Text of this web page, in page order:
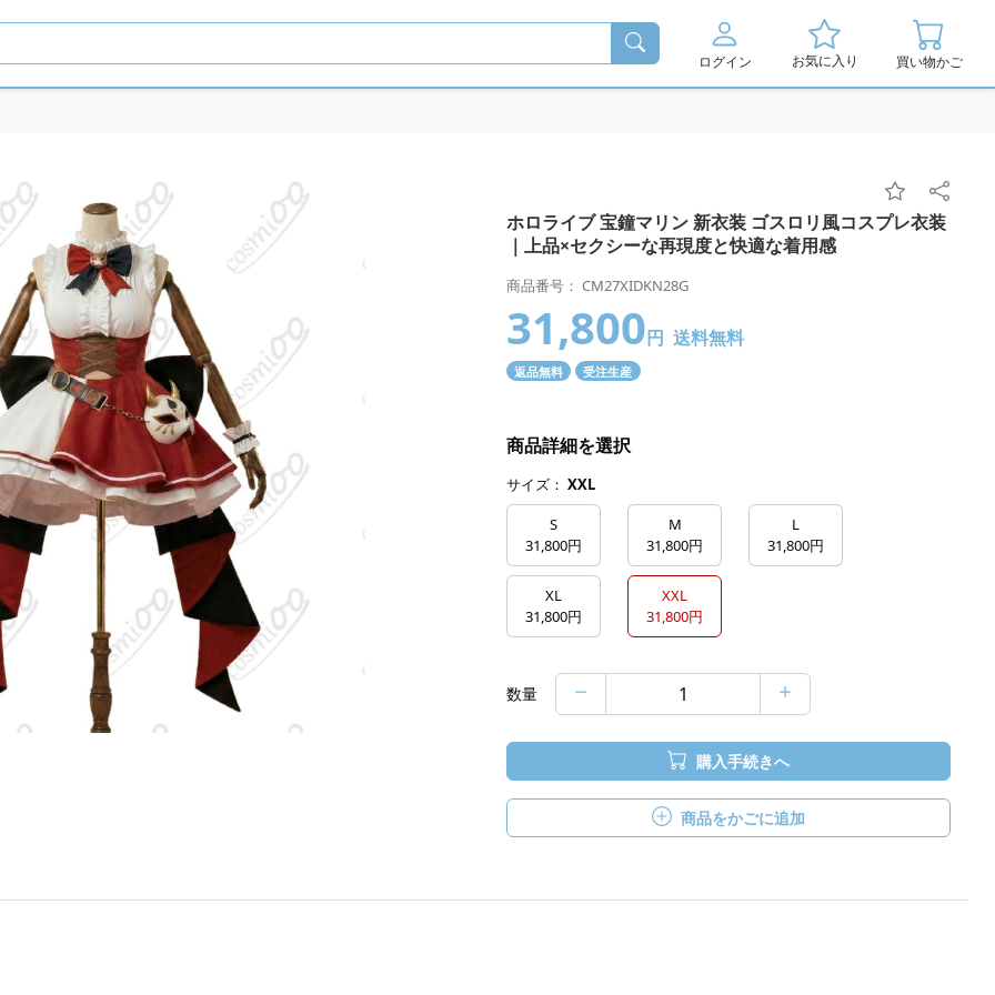
ログイン お気に入り 買い物かご
ホロライブ 宝鐘マリン 新衣装 ゴスロリ風コスプレ衣装
｜上品×セクシーな再現度と快適な着用感
商品番号： CM27XIDKN28G
31,800円 送料無料
返品無料 受注生産
商品詳細を選択
サイズ： XXL
S
31,800円
M
31,800円
L
31,800円
XL
31,800円
XXL
31,800円
数量
購入手続きへ
商品をかごに追加